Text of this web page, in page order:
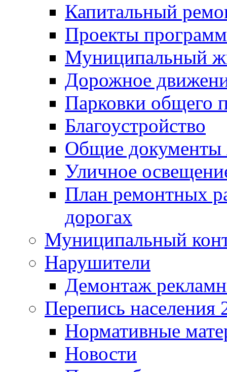
Капитальный
Проекты программ
Муниципальный
Дорожное
Парковки общего
Благоустройство
Общие
Уличное
План ремонтных
дорогах
Муниципальный
Нарушители
Демонтаж
Перепись населения
Нормативные
Новости